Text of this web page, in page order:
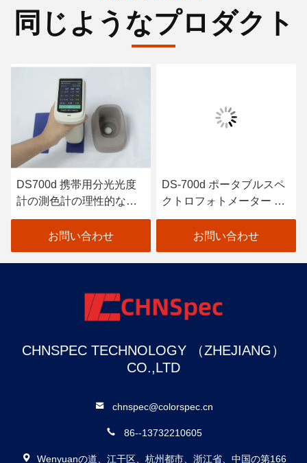
同じようなプロダクト
DS700d 携帯用分光光度
計の測色計の理性的な自
動口径測定の高い反射率
お問い合わせ
DS-700d ポータブルスペ
クトロフォトメーター カ
ラーメーター 30+ 測定パ
ラメーター 37 評価光源
お問い合わせ
CHNSPEC TECHNOLOGY （ZHEJIANG）
CO.,LTD
chnspec@colorspec.cn
86--13732210605
Wenyuanの道、江干区、杭州都市、浙江省、中国の第166